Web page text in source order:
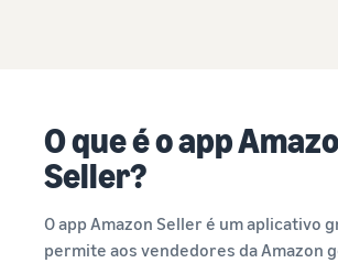
O que é o app
Seller?
O app Amazon Seller é um aplicativo
permite aos vendedores da Amazon